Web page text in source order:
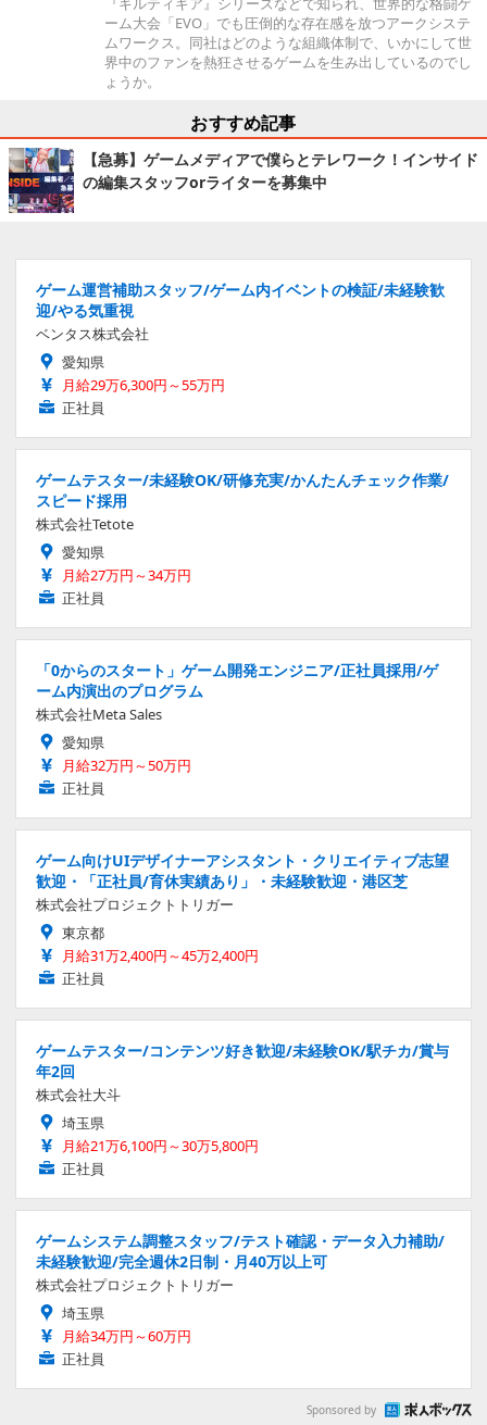
ーム大会「EVO」でも圧倒的な存在感を放つアークシステ
ムワークス。同社はどのような組織体制で、いかにして世
界中のファンを熱狂させるゲームを生み出しているのでし
ょうか。
おすすめ記事
【急募】ゲームメディアで僕らとテレワーク！インサイド
の編集スタッフorライターを募集中
ゲーム運営補助スタッフ/ゲーム内イベントの検証/未経験歓
迎/やる気重視
ベンタス株式会社
愛知県
月給29万6,300円～55万円
正社員
ゲームテスター/未経験OK/研修充実/かんたんチェック作業/
スピード採用
株式会社Tetote
愛知県
月給27万円～34万円
正社員
「0からのスタート」ゲーム開発エンジニア/正社員採用/ゲ
ーム内演出のプログラム
株式会社Meta Sales
愛知県
月給32万円～50万円
正社員
ゲーム向けUIデザイナーアシスタント・クリエイティブ志望
歓迎・「正社員/育休実績あり」・未経験歓迎・港区芝
株式会社プロジェクトトリガー
東京都
月給31万2,400円～45万2,400円
正社員
ゲームテスター/コンテンツ好き歓迎/未経験OK/駅チカ/賞与
年2回
株式会社大斗
埼玉県
月給21万6,100円～30万5,800円
正社員
ゲームシステム調整スタッフ/テスト確認・データ入力補助/
未経験歓迎/完全週休2日制・月40万以上可
株式会社プロジェクトトリガー
埼玉県
月給34万円～60万円
正社員
Sponsored by